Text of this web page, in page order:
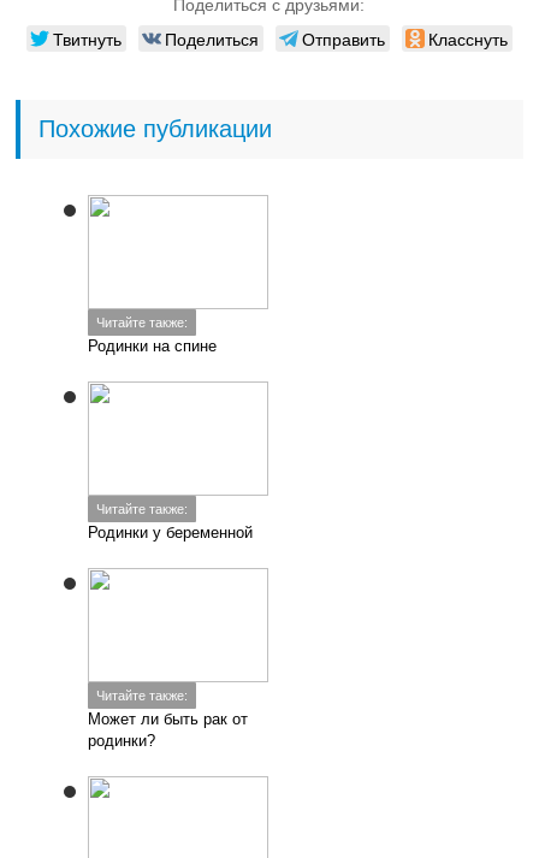
Поделиться с друзьями:
Твитнуть Поделиться Отправить Класснуть
Похожие публикации
Читайте также:
Родинки на спине
Читайте также:
Родинки у беременной
Читайте также:
Может ли быть рак от
родинки?